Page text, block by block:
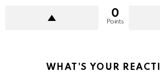
0
Points
WHAT'S YOUR